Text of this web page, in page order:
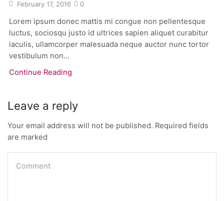
February 17, 2016 0
Lorem ipsum donec mattis mi congue non pellentesque
luctus, sociosqu justo id ultrices sapien aliquet curabitur
iaculis, ullamcorper malesuada neque auctor nunc tortor
vestibulum non...
Continue Reading
Leave a reply
Your email address will not be published. Required fields
are marked